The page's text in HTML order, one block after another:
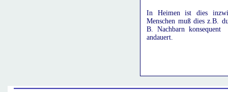
In Heimen ist dies
Menschen muß dies z.B.
B. Nachbarn
andauert.